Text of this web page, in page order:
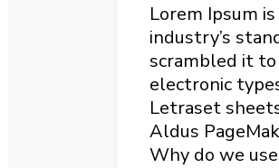
Lorem Ipsum
industry’s
scrambled it
electronic
Letraset
Aldus
Why do we